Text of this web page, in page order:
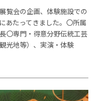
覧会の企画、体験施設での
あたってきました。〇所属
〇専門・得意分野伝統工芸
光地等）、実演・体験